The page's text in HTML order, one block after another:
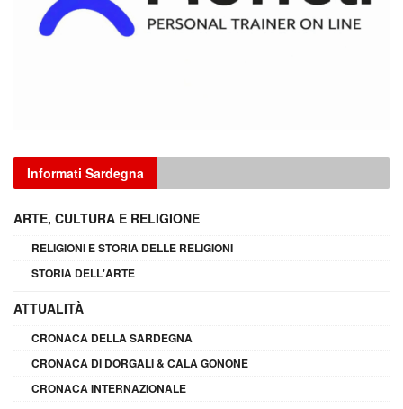
Informati Sardegna
ARTE, CULTURA E RELIGIONE
RELIGIONI E STORIA DELLE RELIGIONI
STORIA DELL'ARTE
ATTUALITÀ
CRONACA DELLA SARDEGNA
CRONACA DI DORGALI & CALA GONONE
CRONACA INTERNAZIONALE